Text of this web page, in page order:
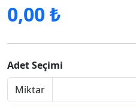
0,00 ₺
Adet Seçimi
Miktar